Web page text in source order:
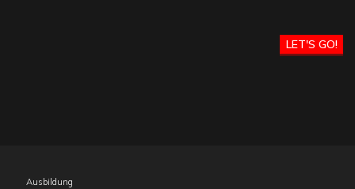
LET'S GO!
Ausbildung